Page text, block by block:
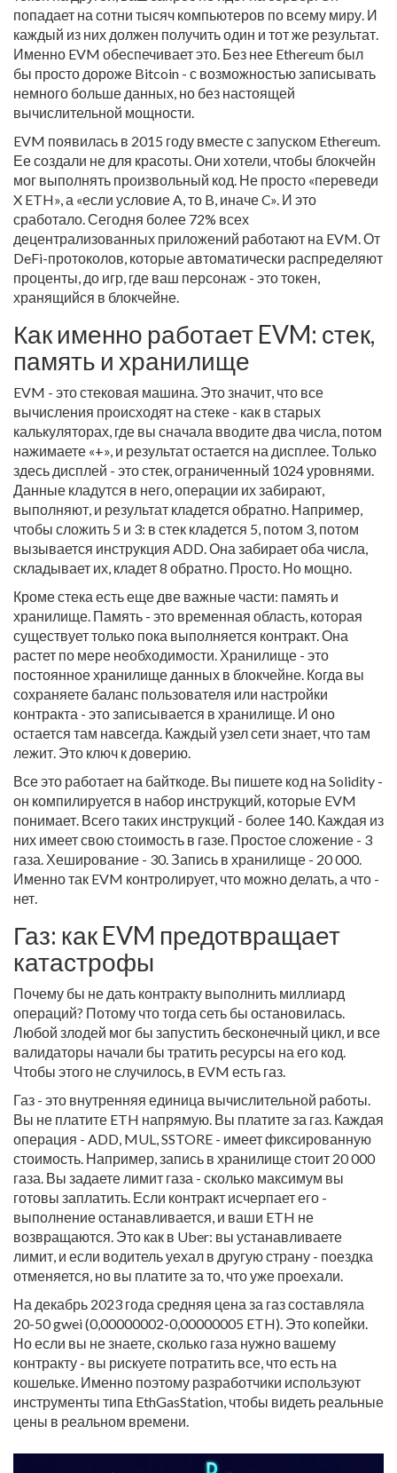
попадает на сотни тысяч компьютеров по всему миру. И
каждый из них должен получить один и тот же результат.
Именно EVM обеспечивает это. Без нее Ethereum был
бы просто дороже Bitcoin - с возможностью записывать
немного больше данных, но без настоящей
вычислительной мощности.
EVM появилась в 2015 году вместе с запуском Ethereum.
Ее создали не для красоты. Они хотели, чтобы блокчейн
мог выполнять произвольный код. Не просто «переведи
X ETH», а «если условие A, то B, иначе C». И это
сработало. Сегодня более 72% всех
децентрализованных приложений работают на EVM. От
DeFi-протоколов, которые автоматически распределяют
проценты, до игр, где ваш персонаж - это токен,
хранящийся в блокчейне.
Как именно работает EVM: стек,
память и хранилище
EVM - это стековая машина. Это значит, что все
вычисления происходят на стеке - как в старых
калькуляторах, где вы сначала вводите два числа, потом
нажимаете «+», и результат остается на дисплее. Только
здесь дисплей - это стек, ограниченный 1024 уровнями.
Данные кладутся в него, операции их забирают,
выполняют, и результат кладется обратно. Например,
чтобы сложить 5 и 3: в стек кладется 5, потом 3, потом
вызывается инструкция ADD. Она забирает оба числа,
складывает их, кладет 8 обратно. Просто. Но мощно.
Кроме стека есть еще две важные части: память и
хранилище. Память - это временная область, которая
существует только пока выполняется контракт. Она
растет по мере необходимости. Хранилище - это
постоянное хранилище данных в блокчейне. Когда вы
сохраняете баланс пользователя или настройки
контракта - это записывается в хранилище. И оно
остается там навсегда. Каждый узел сети знает, что там
лежит. Это ключ к доверию.
Все это работает на байткоде. Вы пишете код на Solidity -
он компилируется в набор инструкций, которые EVM
понимает. Всего таких инструкций - более 140. Каждая из
них имеет свою стоимость в газе. Простое сложение - 3
газа. Хеширование - 30. Запись в хранилище - 20 000.
Именно так EVM контролирует, что можно делать, а что -
нет.
Газ: как EVM предотвращает
катастрофы
Почему бы не дать контракту выполнить миллиард
операций? Потому что тогда сеть бы остановилась.
Любой злодей мог бы запустить бесконечный цикл, и все
валидаторы начали бы тратить ресурсы на его код.
Чтобы этого не случилось, в EVM есть газ.
Газ - это внутренняя единица вычислительной работы.
Вы не платите ETH напрямую. Вы платите за газ. Каждая
операция - ADD, MUL, SSTORE - имеет фиксированную
стоимость. Например, запись в хранилище стоит 20 000
газа. Вы задаете лимит газа - сколько максимум вы
готовы заплатить. Если контракт исчерпает его -
выполнение останавливается, и ваши ETH не
возвращаются. Это как в Uber: вы устанавливаете
лимит, и если водитель уехал в другую страну - поездка
отменяется, но вы платите за то, что уже проехали.
На декабрь 2023 года средняя цена за газ составляла
20-50 gwei (0,00000002-0,00000005 ETH). Это копейки.
Но если вы не знаете, сколько газа нужно вашему
контракту - вы рискуете потратить все, что есть на
кошельке. Именно поэтому разработчики используют
инструменты типа EthGasStation, чтобы видеть реальные
цены в реальном времени.